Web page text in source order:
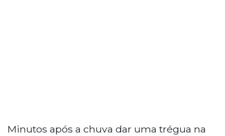
Minutos após a chuva dar uma trégua na